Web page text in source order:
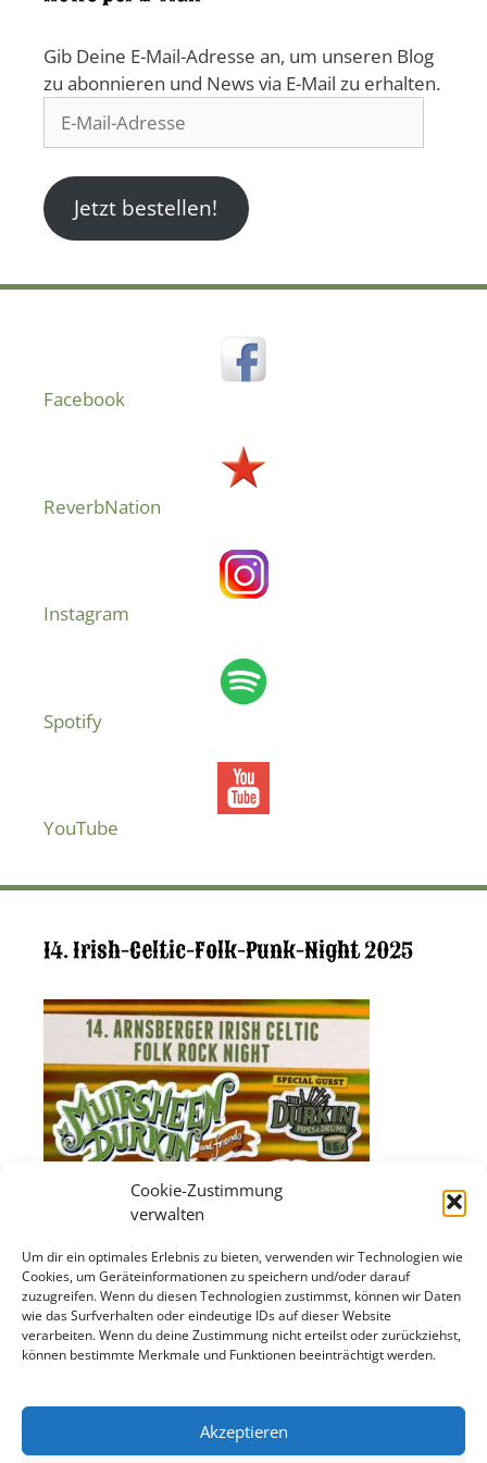
Cookie-Zustimmung
verwalten
Um dir ein optimales Erlebnis zu bieten, verwenden wir Technologien wie
Cookies, um Geräteinformationen zu speichern und/oder darauf
zuzugreifen. Wenn du diesen Technologien zustimmst, können wir Daten
wie das Surfverhalten oder eindeutige IDs auf dieser Website
verarbeiten. Wenn du deine Zustimmung nicht erteilst oder zurückziehst,
können bestimmte Merkmale und Funktionen beeinträchtigt werden.
Akzeptieren
Gib Deine E-Mail-Adresse an, um unseren Blog
zu abonnieren und News via E-Mail zu erhalten.
Mail-
Jetzt bestellen!
Facebook
ReverbNation
Instagram
Spotify
YouTube
14. Irish-Celtic-Folk-Punk-Night 2025